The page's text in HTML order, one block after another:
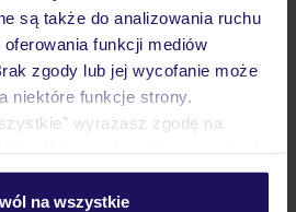
są także do analizowania ruchu
funkcji mediów
zgody lub jej wycofanie może
niektóre funkcje strony.
wyrażasz zgodę na
wchodząc w zakładkę
na wszystkie